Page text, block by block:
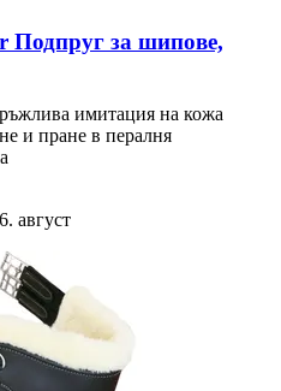
Подпруг за шипове,
имитация на кожа
и пране в пералня
август